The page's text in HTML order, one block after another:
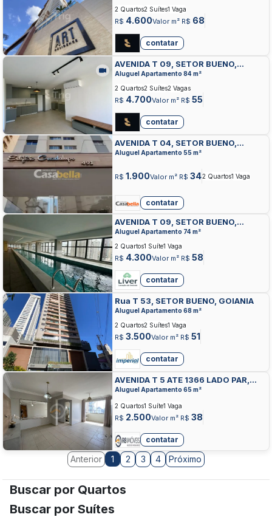
R$ 4.600Valor m² R$ 68
2 Quartos2 Suítes1 Vaga
contatar
AVENIDA T 09, SETOR BUENO,
GOIANIA
Aluguel Apartamento 84 m²
R$ 4.700Valor m² R$ 55
2 Quartos2 Suítes2 Vagas
contatar
AVENIDA T 04, SETOR BUENO,
GOIANIA
Aluguel Apartamento 55 m²
R$ 1.900Valor m² R$ 342 Quartos1 Vaga
contatar
AVENIDA T 09, SETOR BUENO,
GOIANIA
Aluguel Apartamento 74 m²
R$ 4.300Valor m² R$ 58
2 Quartos1 Suíte1 Vaga
contatar
Rua T 53, SETOR BUENO, GOIANIA
Aluguel Apartamento 68 m²
R$ 3.500Valor m² R$ 51
2 Quartos2 Suítes1 Vaga
contatar
AVENIDA T 5 ATE 1366 LADO PAR,
SETOR BUENO, GOIANIA
Aluguel Apartamento 65 m²
R$ 2.500Valor m² R$ 38
2 Quartos1 Suíte1 Vaga
contatar
Anterior 1 2 3 4 Próximo
Buscar por Quartos
Buscar por Suítes